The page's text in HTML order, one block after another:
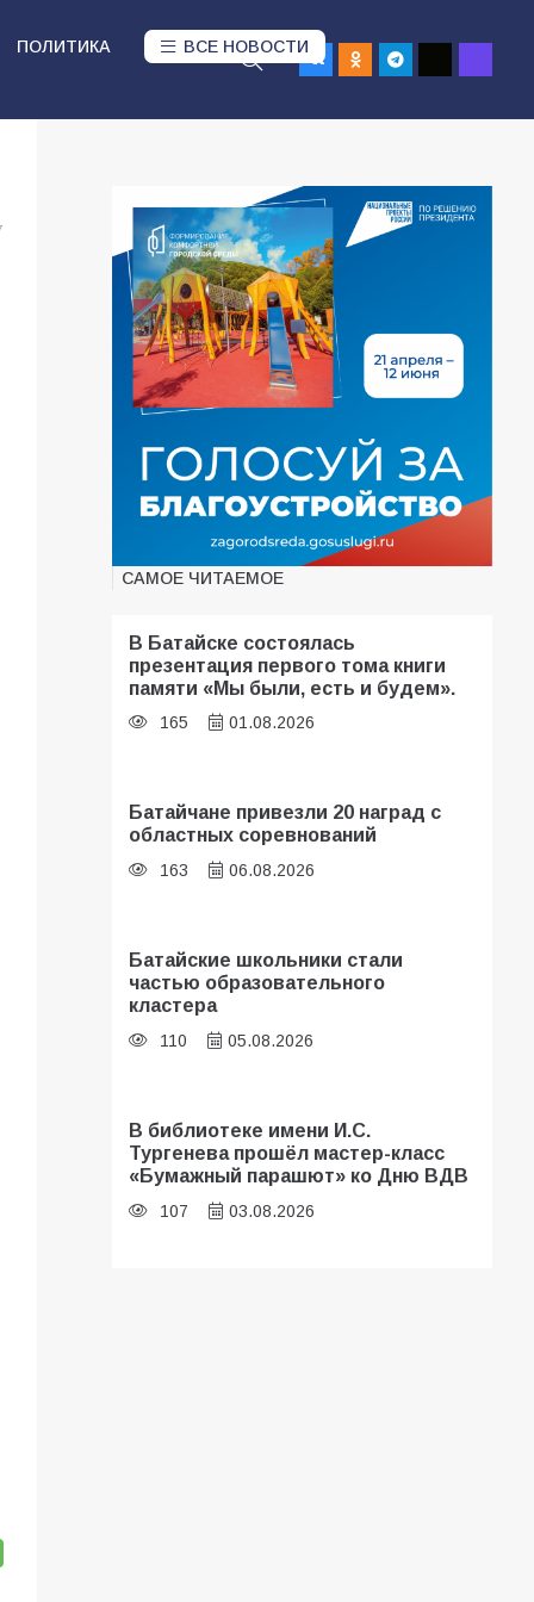
ПОЛИТИКА ВСЕ НОВОСТИ
САМОЕ ЧИТАЕМОЕ
В Батайске состоялась
презентация первого тома книги
памяти «Мы были, есть и будем».
165 01.08.2026
Батайчане привезли 20 наград с
областных соревнований
163 06.08.2026
Батайские школьники стали
частью образовательного
кластера
110 05.08.2026
В библиотеке имени И.С.
Тургенева прошёл мастер-класс
«Бумажный парашют» ко Дню ВДВ
107 03.08.2026